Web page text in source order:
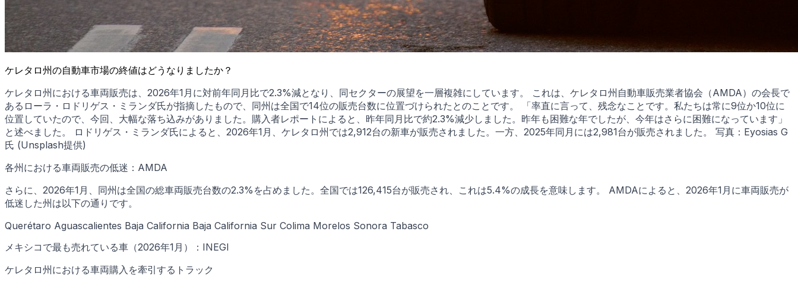
ケレタロ州の自動車市場の終値はどうなりましたか？
ケレタロ州における車両販売は、2026年1月に対前年同月比で2.3%減となり、同セクターの展望を一層複雑にしています。 これは、ケレタロ州自動車販売業者協会（AMDA）の会長で
あるローラ・ロドリゲス・ミランダ氏が指摘したもので、同州は全国で14位の販売台数に位置づけられたとのことです。 「率直に言って、残念なことです。私たちは常に9位か10位に
位置していたので、今回、大幅な落ち込みがありました。購入者レポートによると、昨年同月比で約2.3%減少しました。昨年も困難な年でしたが、今年はさらに困難になっています」
と述べました。 ロドリゲス・ミランダ氏によると、2026年1月、ケレタロ州では2,912台の新車が販売されました。一方、2025年同月には2,981台が販売されました。 写真：Eyosias G
氏 (Unsplash提供)
各州における車両販売の低迷：AMDA
さらに、2026年1月、同州は全国の総車両販売台数の2.3%を占めました。全国では126,415台が販売され、これは5.4%の成長を意味します。 AMDAによると、2026年1月に車両販売が
低迷した州は以下の通りです。
Querétaro Aguascalientes Baja California Baja California Sur Colima Morelos Sonora Tabasco
メキシコで最も売れている車（2026年1月）：INEGI
ケレタロ州における車両購入を牽引するトラック